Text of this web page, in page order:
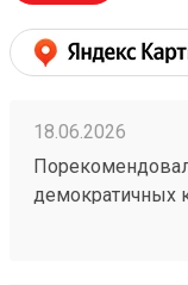
18.06.2026
демократичных